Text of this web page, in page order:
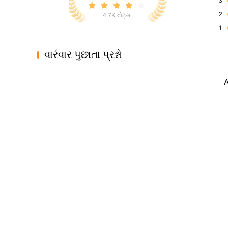
4.7K વોટ્સ
2
1
વારંવાર પુછાતા પ્રશ્નો